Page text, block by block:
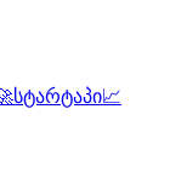
სტარტაპი📈